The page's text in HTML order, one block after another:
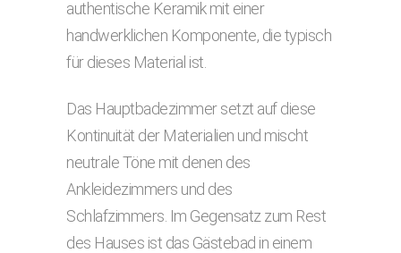
authentische Keramik mit einer
handwerklichen Komponente, die typisch
für dieses Material ist.
Das Hauptbadezimmer setzt auf diese
Kontinuität der Materialien und mischt
neutrale Töne mit denen des
Ankleidezimmers und des
Schlafzimmers. Im Gegensatz zum Rest
des Hauses ist das Gästebad in einem